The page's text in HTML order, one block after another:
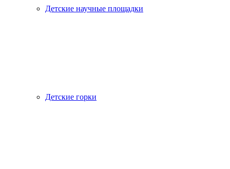
Детские научные площадки
Детские горки